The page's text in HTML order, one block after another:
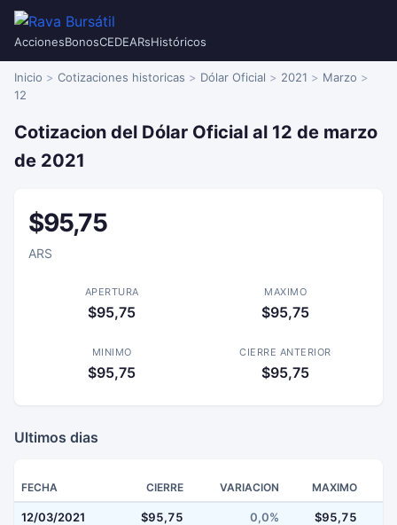
AccionesBonosCEDEARsHistóricos
Inicio Cotizaciones historicas Dólar Oficial 2021
Marzo
12
Cotizacion del Dólar Oficial al 12 de marzo
de 2021
$95,75
ARS
APERTURA
$95,75
MAXIMO
$95,75
MINIMO
$95,75
CIERRE ANTERIOR
$95,75
Ultimos dias
FECHA CIERRE VARIACION MAXIMO
12/03/2021 $95,75 0,0% $95,75